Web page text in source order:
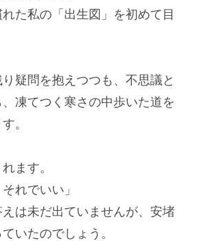
た私の「出生図」を初めて目
疑問を抱えつつも、不思議と
凍てつく寒さの中歩いた道を
。
ます。
れでいい」
は未だ出ていませんが、安堵
いたのでしょう。